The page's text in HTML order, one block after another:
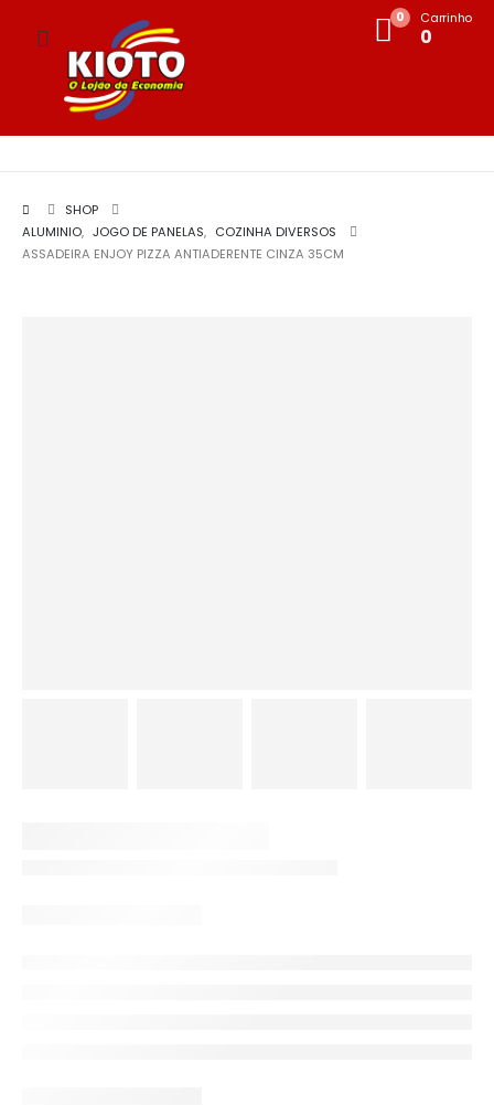
0 Carrinho
0
SHOP
ALUMINIO, JOGO DE PANELAS, COZINHA DIVERSOS
ASSADEIRA ENJOY PIZZA ANTIADERENTE CINZA 35CM